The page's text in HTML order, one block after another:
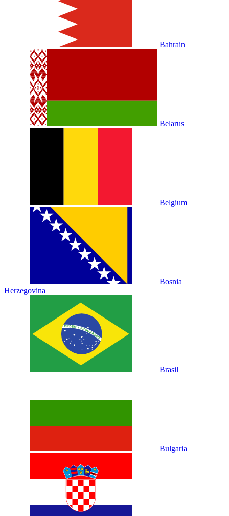
Bahrain
Belarus
Belgium
Bosnia
Herzegovina
Brasil
Bulgaria